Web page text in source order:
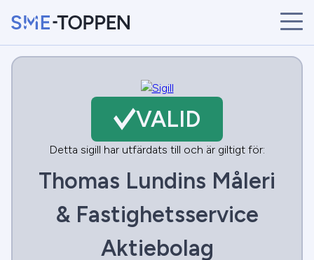
NYHETER
VALID
Detta sigill har utfärdats till och är giltigt för:
Thomas Lundins Måleri
& Fastighetsservice
Aktiebolag